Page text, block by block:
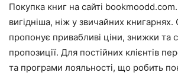
Покупка книг на сайті
вигідніша, ніж у звичайних
пропонує привабливі ціни, знижки та
пропозиції. Для постійних клієнтів
та програми лояльності, що робить